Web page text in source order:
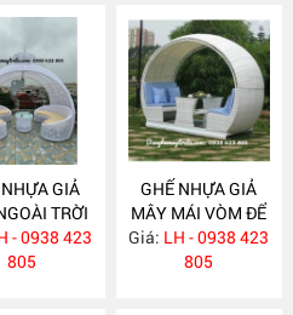
GIẢ
TRỜI
NH261
- 0938 423
805
GHẾ NHỰA GIẢ
MÂY MÁI VÒM ĐỂ
NGOÀI TRỜI
NH260
Giá: LH - 0938 423
805